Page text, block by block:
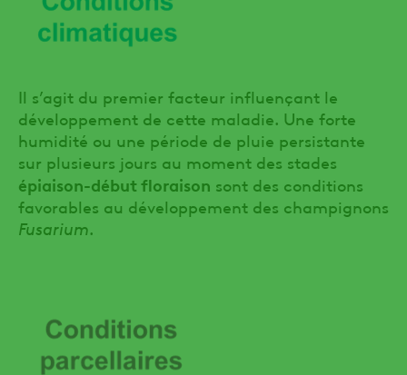
Il s’agit du premier facteur influençant le
développement de cette maladie. Une forte
humidité ou une période de pluie persistante
sur plusieurs jours au moment des stades
épiaison-début floraison sont des conditions
favorables au développement des champignons
Fusarium.